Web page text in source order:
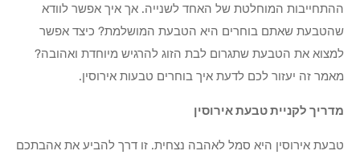
ההתחייבות המוחלטת של האחד לשנייה. אך איך אפשר לוודא
שהטבעת שאתם בוחרים היא הטבעת המושלמת? כיצד אפשר
למצוא את הטבעת שתגרום לבת הזוג להרגיש מיוחדת ואהובה?
מאמר זה יעזור לכם לדעת איך בוחרים טבעות אירוסין.
מדריך לקניית טבעת אירוסין
טבעת אירוסין היא סמל לאהבה נצחית. זו דרך להביע את אהבתכם